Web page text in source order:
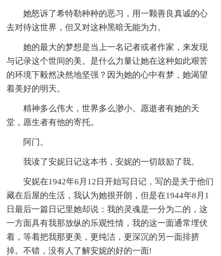
她怒诉了希特勒种种的恶习，用一颗善良真诚的心
去对待这世界，但又对这种黑暗无能为力。
她的最大的梦想是当上一名记者或者作家，来发现
与记录这个世间的美。是什么力量让她在这种如此艰苦
的环境下毅然决然地坚强？因为她的心中有梦，她渴望
着美好的明天。
精神多么伟大，世界多么渺小。愿逝者有她的天
堂，愿生者有他的寄托。
阿门。
我读了安妮日记这本书，安妮的一切鼓励了我。
安妮在1942年6月12日开始写日记，写的是关于他们
藏在后屋的生活，我认为她很开朗，但是在1944年8月1
日最后一篇日记里她却说：我的灵魂是一分为二的，这
一方面具有我那放纵的乐观性情，我的这一面通常埋伏
着，等着把我那更美，更纯洁，更深沉的另一面排挤
掉。不错，没有人了解安妮的好的一面!